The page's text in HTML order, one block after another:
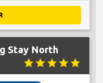
Stay North
starstarstarstarstar